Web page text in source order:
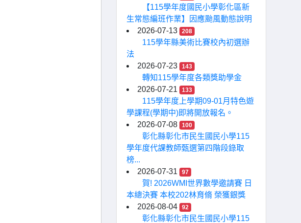
【115學年度國民小學彰化區新
生常態編班作業】因應颱風動態說明
2026-07-13
208
115學年縣美術比賽校內初選辦
法
2026-07-23
143
轉知115學年度各類獎助學金
2026-07-21
133
115學年度上學期09-01月特色遊
學課程(學期中)即將開放報名。
2026-07-08
100
彰化縣彰化市民生國民小學115
學年度代課教師甄選第四階段錄取
榜...
2026-07-31
97
賀! 2026WMI世界數學邀請賽 日
本總決賽 本校202林育脩 榮獲銀獎
2026-08-04
92
彰化縣彰化市民生國民小學115